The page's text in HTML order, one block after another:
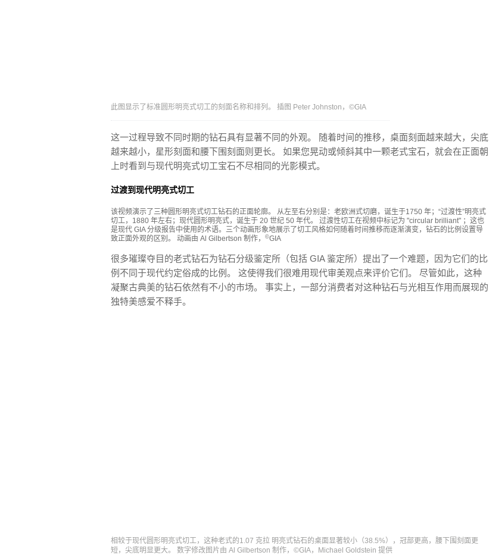
此图显示了标准圆形明亮式切工的刻面名称和排列。 插图 Peter Johnston，©GIA
这一过程导致不同时期的钻石具有显著不同的外观。 随着时间的推移，桌面刻面越来越大，尖底
越来越小，星形刻面和腰下围刻面则更长。 如果您晃动或倾斜其中一颗老式宝石，就会在正面朝
上时看到与现代明亮式切工宝石不尽相同的光影模式。
过渡到现代明亮式切工
该视频演示了三种圆形明亮式切工钻石的正面轮廓。 从左至右分别是：老欧洲式切磨，诞生于1750 年；“过渡性”明亮式
切工，1880 年左右；现代圆形明亮式，诞生于 20 世纪 50 年代。 过渡性切工在视频中标记为 "circular brilliant" ；这也
是现代 GIA 分级报告中使用的术语。三个动画形象地展示了切工风格如何随着时间推移而逐渐演变，钻石的比例设置导
致正面外观的区别。 动画由 Al Gilbertson 制作，
©GIA
很多璀璨夺目的老式钻石为钻石分级鉴定所（包括 GIA 鉴定所）提出了一个难题，因为它们的比
例不同于现代约定俗成的比例。 这使得我们很难用现代审美观点来评价它们。 尽管如此，这种
凝聚古典美的钻石依然有不小的市场。 事实上，一部分消费者对这种钻石与光相互作用而展现的
独特美感爱不释手。
相较于现代圆形明亮式切工，这种老式的1.07 克拉 明亮式钻石的桌面显著较小（38.5%），冠部更高，腰下围刻面更
短，尖底明显更大。 数字修改图片由 Al Gilbertson 制作，©GIA，Michael Goldstein 提供